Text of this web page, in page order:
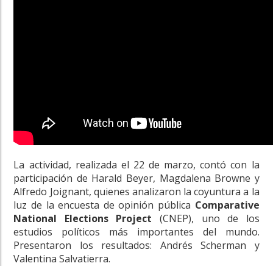
La actividad, realizada el 22 de marzo, contó con la
participación de Harald Beyer, Magdalena Browne y
Alfredo Joignant, quienes analizaron la coyuntura a la
luz de la encuesta de opinión pública Comparative
National Elections Project (CNEP), uno de los
estudios políticos más importantes del mundo.
Presentaron los resultados: Andrés Scherman y
Valentina Salvatierra.